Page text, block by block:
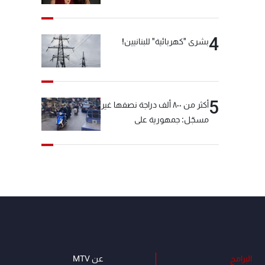
4بشرى "كهربائية" للبنانيين!
5
أكثر من ٨٠٠ ألف دراجة نصفها غير
مسجّل: جمهورية على
البرامج عن MTV